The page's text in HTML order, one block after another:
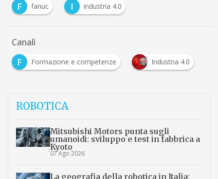
F
fanuc I industria 4.0
Canali
F
Formazione e competenze Industria 4.0
ROBOTICA
Mitsubishi Motors punta sugli
umanoidi: sviluppo e test in fabbrica a
Kyoto
07 Ago 2026
La geografia della robotica in Italia: